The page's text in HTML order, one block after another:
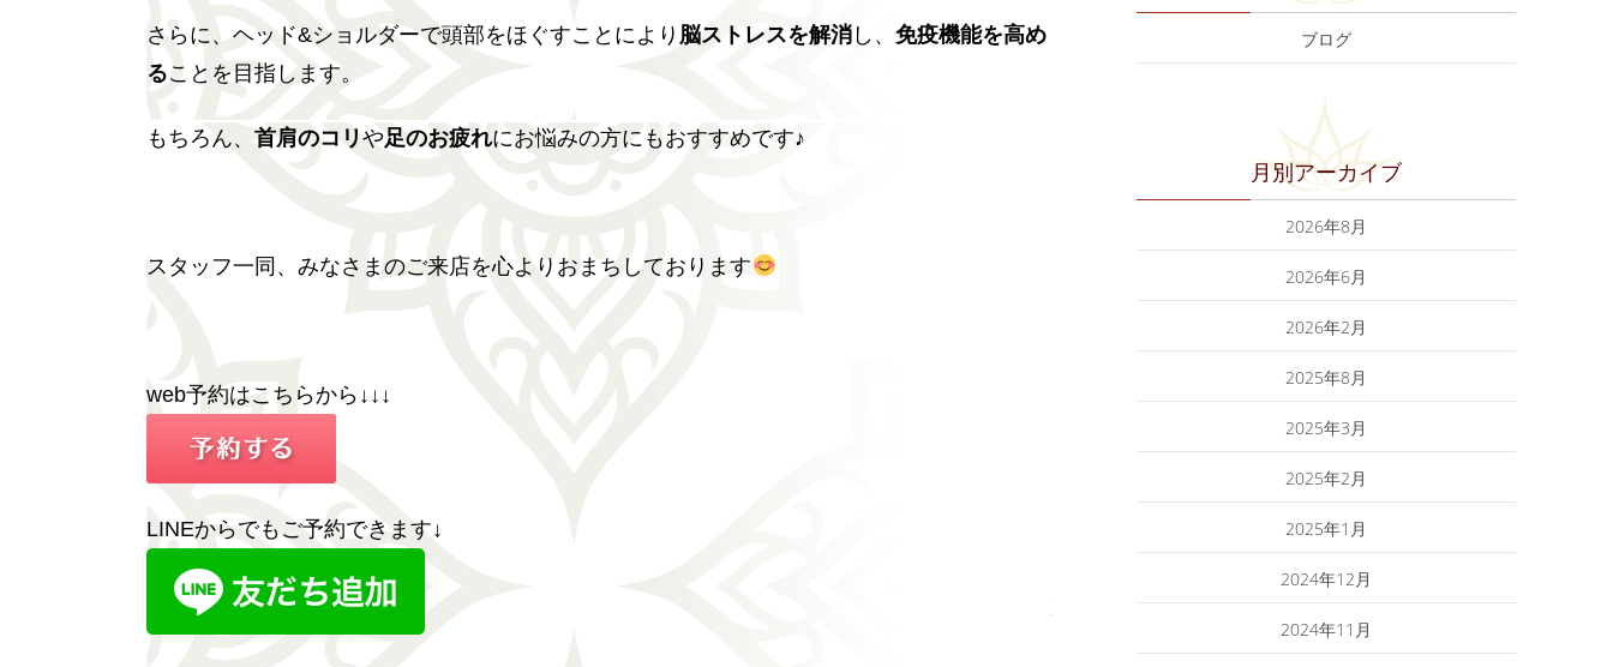
さらに、ヘッド&ショルダーで頭部をほぐすことにより 脳ストレスを解消 し、免疫機能を高め
ることを目指します。
もちろん、首肩のコリや足のお疲れにお悩みの方にもおすすめです♪
スタッフ一同、みなさまのご来店を心よりおまちしております
web予約はこちらから↓↓↓
LINEからでもご予約できます↓
ブログ
月別アーカイブ
2026年8月
2026年6月
2026年2月
2025年8月
2025年3月
2025年2月
2025年1月
2024年12月
2024年11月